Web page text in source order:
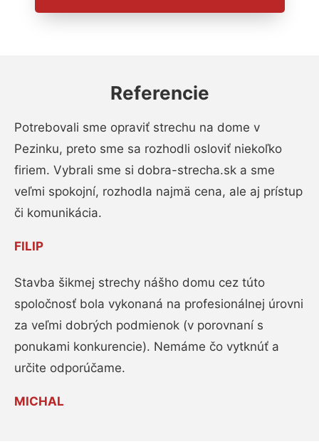
Referencie
Potrebovali sme opraviť strechu na dome v
Pezinku, preto sme sa rozhodli osloviť niekoľko
firiem. Vybrali sme si dobra-strecha.sk a sme
veľmi spokojní, rozhodla najmä cena, ale aj prístup
či komunikácia.
FILIP
Stavba šikmej strechy nášho domu cez túto
spoločnosť bola vykonaná na profesionálnej úrovni
za veľmi dobrých podmienok (v porovnaní s
ponukami konkurencie). Nemáme čo vytknúť a
určite odporúčame.
MICHAL